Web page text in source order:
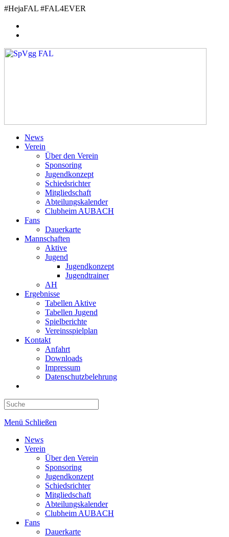
Zum
springen
#HejaFAL #FAL4EVER
News
Verein
Über den Verein
Sponsoring
Jugendkonzept
Schiedsrichter
Mitgliedschaft
Abteilungskalender
Clubheim AUBACH
Fans
Dauerkarte
Mannschaften
Aktive
Jugend
Jugendkonzept
Jugendtrainer
AH
Ergebnisse
Tabellen Aktive
Tabellen Jugend
Spielberichte
Vereinsspielplan
Kontakt
Anfahrt
Downloads
Impressum
Datenschutzbelehrung
search
Menü Schließen
News
Verein
Über den Verein
Sponsoring
Jugendkonzept
Schiedsrichter
Mitgliedschaft
Abteilungskalender
Clubheim AUBACH
Fans
Dauerkarte